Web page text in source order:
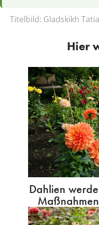
Titelbild: Gladskikh
Hier
Dahlien